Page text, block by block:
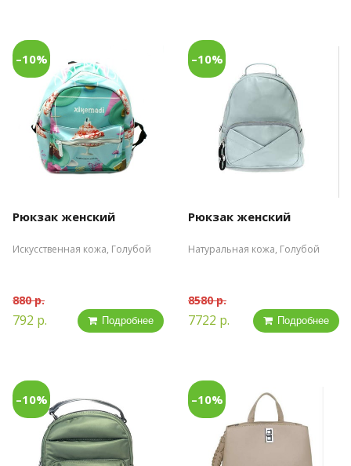
–10%
Рюкзак женский
Искусственная кожа, Голубой
880 р.
792 р. Подробнее
–10%
Рюкзак женский
Натуральная кожа, Голубой
8580 р.
7722 р. Подробнее
–10% –10%